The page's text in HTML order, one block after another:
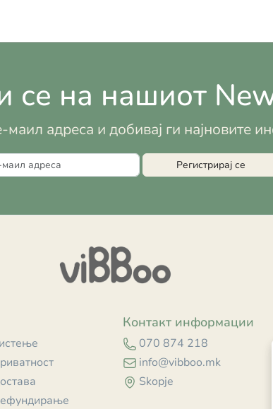
се на нашиот
маил адреса и добивај ги најновите
Регистрирај се
Контакт информации
070 874 218
info@vibboo.mk
Skopje